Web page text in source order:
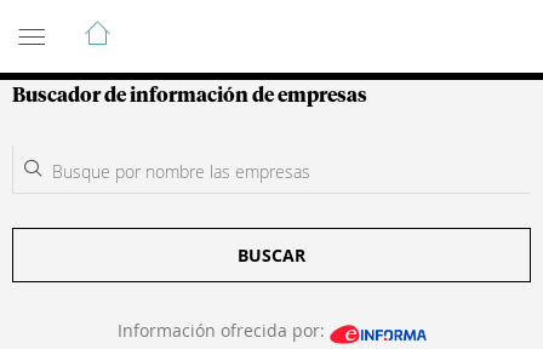
Guía de Empresas Colombianas
Buscador de información de empresas
BUSCAR
Información ofrecida por: